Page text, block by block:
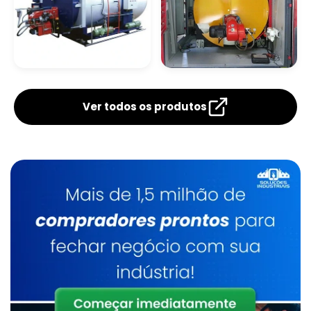
Caldeira A Óleo
Lavadores De Gases Para Caldeiras
Manutenção De Caldeiras A Gás Sp
Manutenção De Caldeiras A Gasóleo Sp
Caldeiraria
Manutenção De Caldeiras E Aquecedores Sp
Verticais
Flamotubular
Ver todos os produtos